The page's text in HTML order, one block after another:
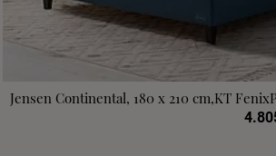
Jensen Continental, 180 x 210 cm,KT